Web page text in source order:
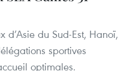
d’Asie du Sud-Est, Hanoï,
sportives
optimales.